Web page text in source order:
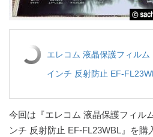
エレコム 液晶保護フィル
インチ 反射防止 EF-
今回は『エレコム 液晶保護フィル
ンチ 反射防止 EF-FL23WBL』を購